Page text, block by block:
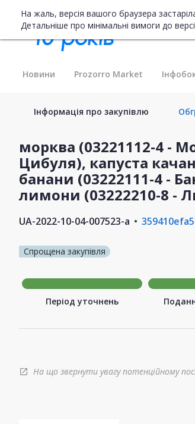
На жаль, версія вашого браузера
Детальніше про мінімальні вимоги до
Новини Prozorro Market
Інформація про закупівлю
морква (03221112-4 -
Цибуля), капуста
банани (03222111-4 -
лимони (03222210-8 -
UA-2022-10-04-007523-a
Спрощена закупівля
Період уточнень
open_in_new На що звернути увагу потенційному